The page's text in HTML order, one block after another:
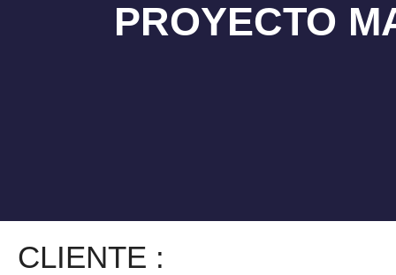
Sobre Elinsa Nuestros
PROYECTO
CLIENTE :